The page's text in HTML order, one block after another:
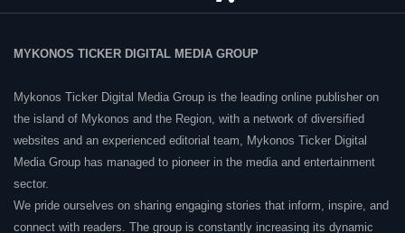
MYKONOS TICKER DIGITAL MEDIA GROUP
Mykonos Ticker Digital Media Group is the leading online publisher on
the island of Mykonos and the Region, with a network of diversified
websites and an experienced editorial team, Mykonos Ticker Digital
Media Group has managed to pioneer in the media and entertainment
sector.
We pride ourselves on sharing engaging stories that inform, inspire, and
connect with readers. The group is constantly increasing its dynamic